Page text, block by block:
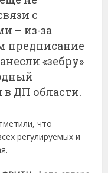
с
– из-за
предписание
«зебру»
в ДП области.
что
регулируемых и